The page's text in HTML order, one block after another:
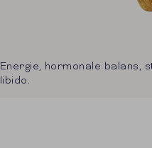
Energie, hormonale balans,
libido.